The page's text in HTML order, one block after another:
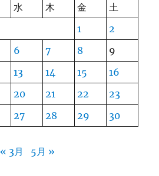
水 木 金
土
1
2
6 7 8
9
13 14 15
16
20 21 22
23
27 28 29 30
« 3月 5月 »